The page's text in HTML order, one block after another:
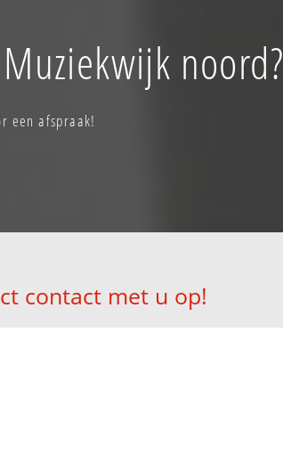
noord?
een afspraak!
contact met u op!